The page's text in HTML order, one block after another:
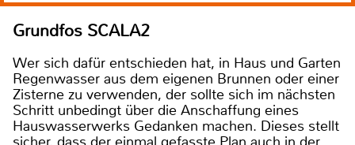
Grundfos SCALA2
Wer sich dafür entschieden hat, in Haus und Garten
Regenwasser aus dem eigenen Brunnen oder einer
Zisterne zu verwenden, der sollte sich im nächsten
Schritt unbedingt über die Anschaffung eines
Hauswasserwerks Gedanken machen. Dieses stellt